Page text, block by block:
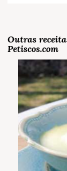
Outras
Petiscos.com